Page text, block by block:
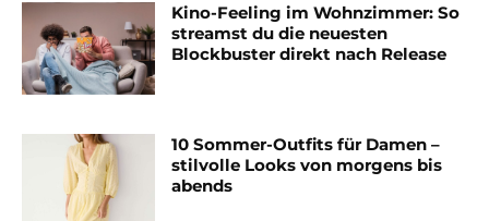
Kino-Feeling im Wohnzimmer: So
streamst du die neuesten
Blockbuster direkt nach Release
10 Sommer-Outfits für Damen –
stilvolle Looks von morgens bis
abends